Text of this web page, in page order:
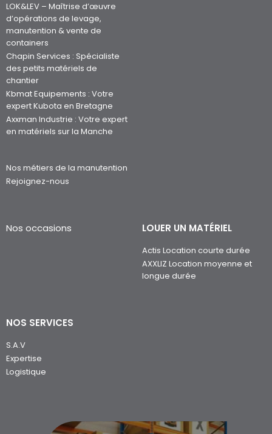
LOK&LEV – Maîtrise d’œuvre
d’opérations de levage,
manutention & vente de
containers
Chapin Services : Spécialiste
des petits matériels de
chantier
Kbmat Equipements : Votre
expert Kubota en Bretagne
Axxman Industrie : Votre expert
en matériels sur la Manche
Nos métiers de la manutention
Rejoignez-nous
Nos occasions LOUER UN MATÉRIEL
Actis Location courte durée
AXXLIZ Location moyenne et
longue durée
NOS SERVICES
S.A.V
Expertise
Logistique